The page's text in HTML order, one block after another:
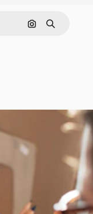
画像で検索
検索